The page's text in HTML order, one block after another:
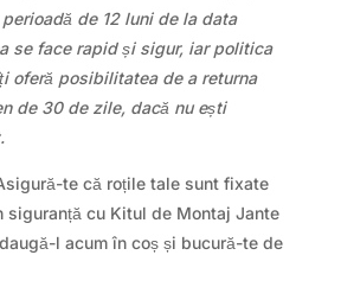
de 12 luni de la data
se face rapid și sigur, iar politica
oferă posibilitatea de a returna
de 30 de zile, dacă nu ești
te că roțile tale sunt fixate
siguranță cu Kitul de Montaj Jante
l acum în coș și bucură-te de